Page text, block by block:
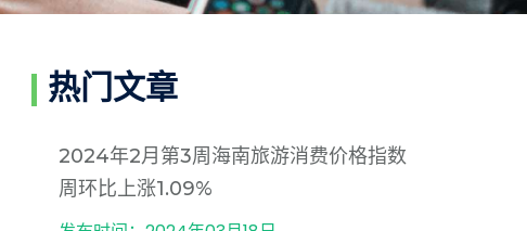
热门文章
2024年2月第3周海南旅游消费价格指数
周环比上涨1.09%